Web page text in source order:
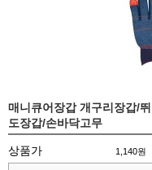
매니큐어장갑 개구리장갑/
도장갑/손바닥고무
상품가 1,140원